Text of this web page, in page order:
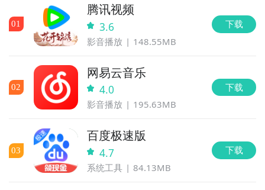
01
腾讯视频
3.6
影音播放 148.55MB
下载
02
网易云音乐
4.0
影音播放 195.63MB
下载
03
百度极速版
4.7
系统工具 84.13MB
下载